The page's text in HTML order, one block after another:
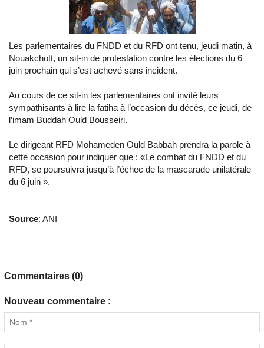
Les parlementaires du FNDD et du RFD ont tenu, jeudi matin, à
Nouakchott, un sit-in de protestation contre les élections du 6
juin prochain qui s’est achevé sans incident.
Au cours de ce sit-in les parlementaires ont invité leurs
sympathisants à lire la fatiha à l’occasion du décès, ce jeudi, de
l’imam Buddah Ould Bousseiri.
Le dirigeant RFD Mohameden Ould Babbah prendra la parole à
cette occasion pour indiquer que : «Le combat du FNDD et du
RFD, se poursuivra jusqu’à l’échec de la mascarade unilatérale
du 6 juin ».
Source: ANI
Commentaires (0)
Nouveau commentaire :